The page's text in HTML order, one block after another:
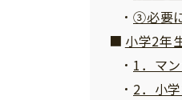
③必要
小学2年
1．マ
2．小